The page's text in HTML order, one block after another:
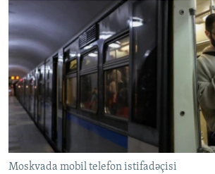
Moskvada mobil telefon istifadəçisi